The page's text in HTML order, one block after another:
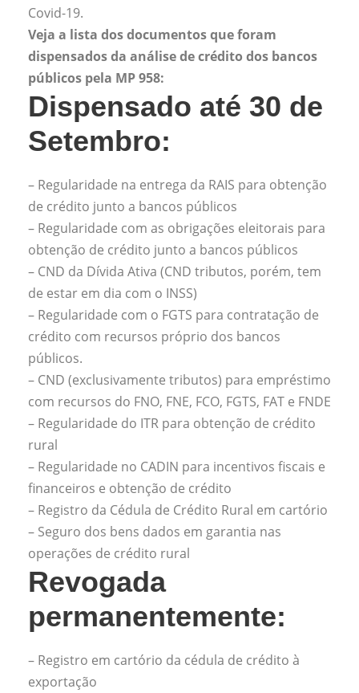
Covid-19.
Veja a lista dos documentos que foram
dispensados da análise de crédito dos bancos
públicos pela MP 958:
Dispensado até 30 de
Setembro:
– Regularidade na entrega da RAIS para obtenção
de crédito junto a bancos públicos
– Regularidade com as obrigações eleitorais para
obtenção de crédito junto a bancos públicos
– CND da Dívida Ativa (CND tributos, porém, tem
de estar em dia com o INSS)
– Regularidade com o FGTS para contratação de
crédito com recursos próprio dos bancos
públicos.
– CND (exclusivamente tributos) para empréstimo
com recursos do FNO, FNE, FCO, FGTS, FAT e FNDE
– Regularidade do ITR para obtenção de crédito
rural
– Regularidade no CADIN para incentivos fiscais e
financeiros e obtenção de crédito
– Registro da Cédula de Crédito Rural em cartório
– Seguro dos bens dados em garantia nas
operações de crédito rural
Revogada
permanentemente:
– Registro em cartório da cédula de crédito à
exportação